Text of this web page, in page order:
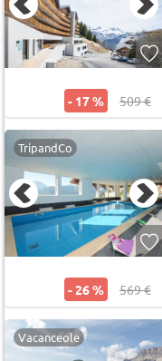
- 17 % 509 €
TripandCo
- 26 % 569 €
Vacanceole